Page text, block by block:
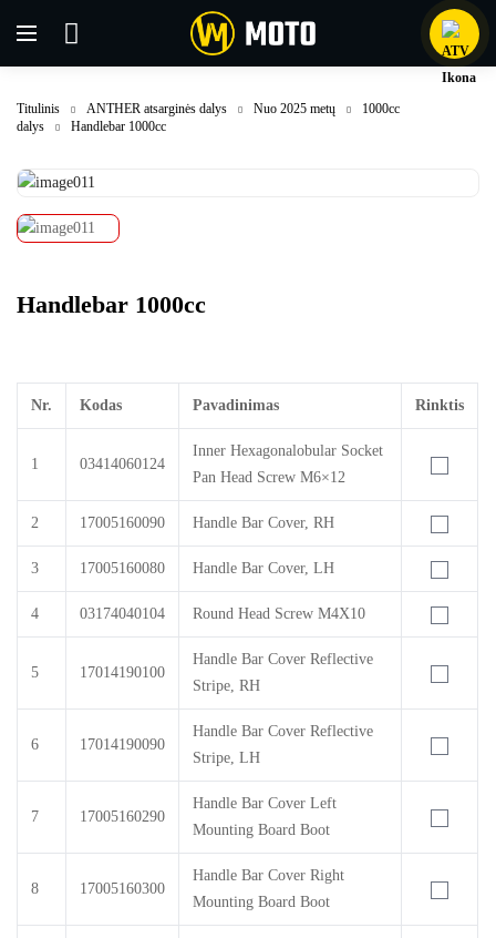
Titulinis ANTHER atsarginės dalys Nuo 2025 metų
1000cc
dalys
Handlebar 1000cc
Handlebar 1000cc
Nr. Kodas Pavadinimas Rinktis
1 03414060124
Inner Hexagonalobular Socket
Pan Head Screw M6×12
2 17005160090 Handle Bar Cover, RH
3 17005160080 Handle Bar Cover, LH
4 03174040104 Round Head Screw M4X10
5 17014190100
Handle Bar Cover Reflective
Stripe, RH
6 17014190090
Handle Bar Cover Reflective
Stripe, LH
7 17005160290
Handle Bar Cover Left
Mounting Board Boot
8 17005160300
Handle Bar Cover Right
Mounting Board Boot